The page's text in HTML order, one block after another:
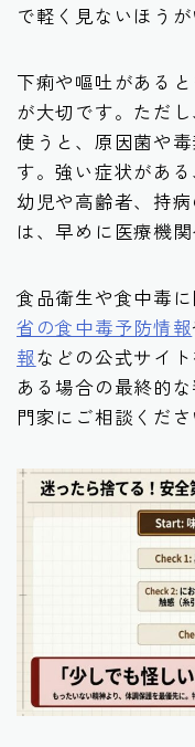
で軽く見ないほうが
下痢や嘔吐がある
が大切です。ただ
使うと、原因菌や
す。強い症状があ
幼児や高齢者、持
は、早めに医療機
食品衛生や食中毒
省の食中毒予防情報
報などの公式サイ
ある場合の最終的
門家にご相談くださ